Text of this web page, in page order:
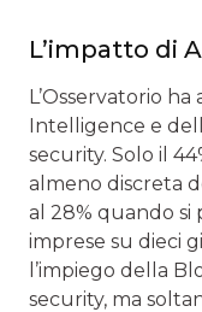
L’impatto di
L’Osservatorio
Intelligence e
security. Solo il
almeno discreta
al 28% quando si
imprese su dieci
l’impiego della
security, ma